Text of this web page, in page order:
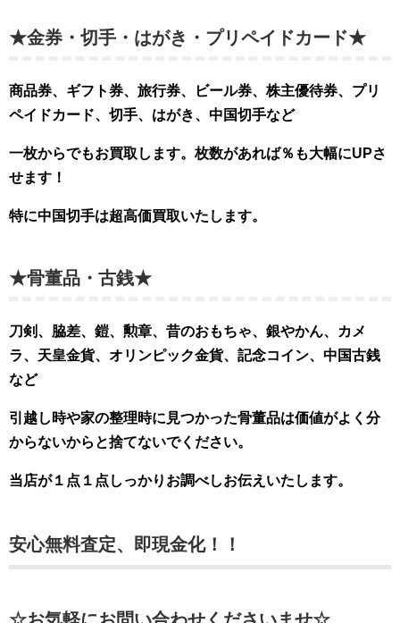
★金券・切手・はがき・プリペイドカード★
商品券、ギフト券、旅行券、ビール券、株主優待券、プリ
ペイドカード、切手、はがき、中国切手など
一枚からでもお買取します。枚数があれば％も大幅にUPさ
せます！
特に中国切手は超高価買取いたします。
★骨董品・古銭★
刀剣、脇差、鎧、勲章、昔のおもちゃ、銀やかん、カメ
ラ、天皇金貨、オリンピック金貨、記念コイン、中国古銭
など
引越し時や家の整理時に見つかった骨董品は価値がよく分
からないからと捨てないでください。
当店が１点１点しっかりお調べしお伝えいたします。
安心無料査定、即現金化！！